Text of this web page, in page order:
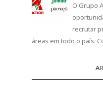
O Grupo
recrutar
áreas em todo o país.